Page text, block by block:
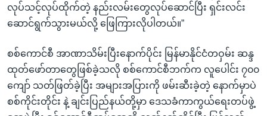
လုပ်သင့်လုပ်ထိုက်တဲ့ နည်းလမ်းတွေလုပ်ဆောင်ပြီး ရှင်းလင်း
ဆောင်ရွက်သွားမယ်လို့ ဖြေကြားလိုပါတယ်။”
စစ်ကောင်စီ အာဏာသိမ်းပြီးနောက်ပိုင်း မြန်မာနိုင်ငံတဝှမ်း ဆန္ဒ
ထုတ်ဖော်တာတွေဖြစ်ခဲ့သလို စစ်ကောင်စီဘက်က လူပေါင်း ၇၀၀
ကျော် သတ်ဖြတ်ခဲ့ပြီး အများအပြားကို ဖမ်းဆီးခဲ့တဲ့ နောက်မှာပဲ
စစ်ကိုင်းတိုင်း နဲ့ ချင်းပြည်နယ်တို့မှာ ဒေသခံကာကွယ်ရေးတပ်ဖွဲ့